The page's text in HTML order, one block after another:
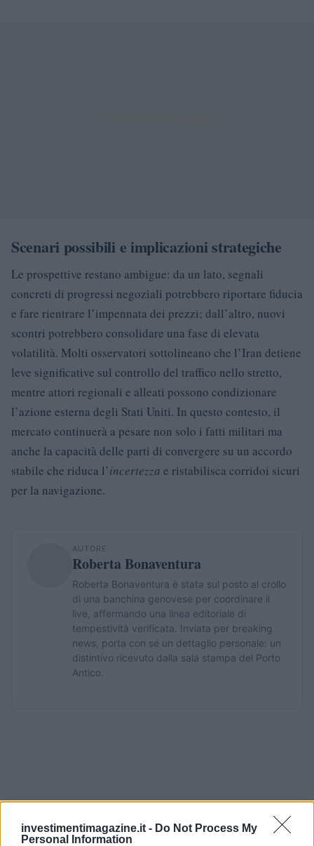
investimentimagazine.it - Do Not Process My
Personal Information
Scenari possibili e implicazioni strategiche
Le prospettive restano ambigue: da un lato, segnali
concreti di progressi negoziali potrebbero riportare fiducia
e fare rientrare l’impennata dei prezzi; dall’altro, nuovi
scontri potrebbero consolidare una fase di elevata
volatilità. Molti osservatori sottolineano che l’Iran detiene
leve significative sul controllo del traffico nello stretto,
mentre attori regionali e alleati possono condizionare
l’azione esterna degli Stati Uniti. In questo contesto, il
mercato continuerà a pesare non solo i fatti militari ma
anche la capacità delle parti di convergere su un accordo
stabile che riduca l’incertezza e ristabilisca corridoi sicuri
per la navigazione.
AUTORE
Roberta Bonaventura
Roberta Bonaventura è stata sul posto al crollo
di una banchina genovese per coordinare il
live, affermando una linea editoriale di
tempestività verificata. Inviata per breaking
news, porta con sé un dettaglio personale: un
distintivo ricevuto dalla sala stampa del Porto
Antico.